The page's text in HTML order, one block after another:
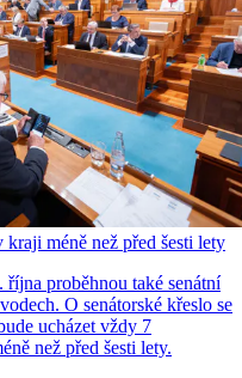
méně než před šesti lety
proběhnou také senátní
O senátorské křeslo se
ucházet vždy 7
než před šesti lety.